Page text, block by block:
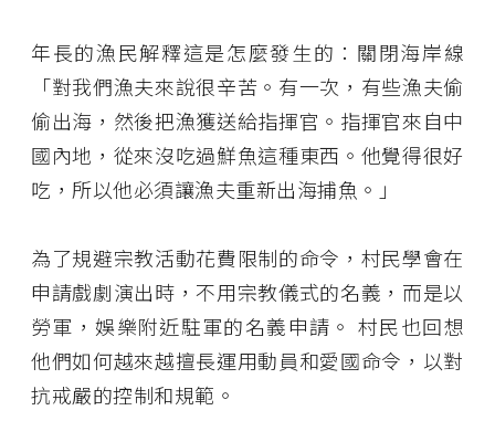
年長的漁民解釋這是怎麼發生的：關閉海岸線
「對我們漁夫來說很辛苦。有一次，有些漁夫偷
偷出海，然後把漁獲送給指揮官。指揮官來自中
國內地，從來沒吃過鮮魚這種東西。他覺得很好
吃，所以他必須讓漁夫重新出海捕魚。」
為了規避宗教活動花費限制的命令，村民學會在
申請戲劇演出時，不用宗教儀式的名義，而是以
勞軍，娛樂附近駐軍的名義申請。 村民也回想
他們如何越來越擅長運用動員和愛國命令，以對
抗戒嚴的控制和規範。